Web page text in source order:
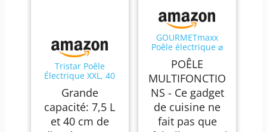
Tristar Poêle
Électrique XXL, 40
L, Couvercle
Amovible avec
Évent Vapeur,
Revêtement
Grande
capacité: 7,5 L
et 40 cm de
GOURMETmaxx
Poêle électrique ⌀
40cm | Hot Pot
thermostatique,
couvercle en verre
& volume XXL avec
revêtement
antiadhésif - parfait
pour paella,
braisage & wok |
POÊLE
MULTIFONCTIO
NS - Ce gadget
de cuisine ne
fait pas que